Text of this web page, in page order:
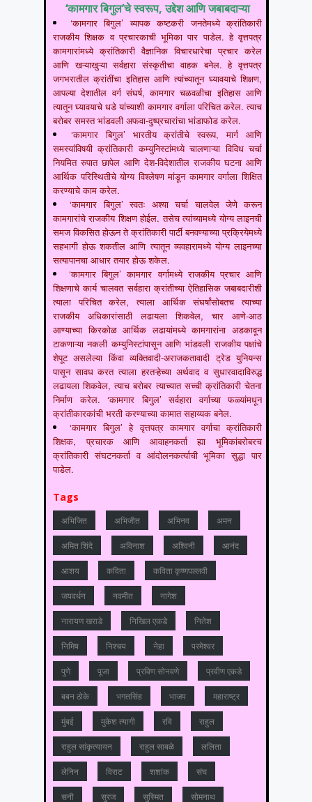
‘कामगार बिगुल’चे स्वरूप, उद्देश आणि जबाबदाऱ्या
‘कामगार बिगुल’ व्यापक कष्टकरी जनतेमध्ये क्रांतिकारी
राजकीय शिक्षक व प्रचारकाची भूमिका पार पाडेल. हे वृत्तपत्र
कामगारांमध्ये क्रांतिकारी वैज्ञानिक विचारधारेचा प्रचार करेल
आणि खऱ्याखुऱ्या सर्वहारा संस्कृतीचा वाहक बनेल. हे वृत्तपत्र
जगभरातील क्रांतींचा इतिहास आणि त्यांच्यातून घ्यावयाचे शिक्षण,
आपल्या देशातील वर्ग संघर्ष, कामगार चळवळीचा इतिहास आणि
त्यातून घ्यावयाचे धडे यांच्याशी कामगार वर्गाला परिचित करेल. त्याच
बरोबर समस्त भांडवली अफवा-दुष्प्रचारांचा भांडाफोड करेल.
‘कामगार बिगुल’ भारतीय क्रांतीचे स्वरूप, मार्ग आणि
समस्यांविषयी क्रांतिकारी कम्युनिस्टांमध्ये चालणाऱ्या विविध चर्चा
नियमित रुपात छापेल आणि देश-विदेशातील राजकीय घटना आणि
आर्थिक परिस्थितीचे योग्य विश्लेषण मांडून कामगार वर्गाला शिक्षित
करण्याचे काम करेल.
‘कामगार बिगुल’ स्वतः अश्या चर्चा चालवेल जेणे करून
कामगारांचे राजकीय शिक्षण होईल. तसेच त्यांच्यामध्ये योग्य लाइनची
समज विकसित होऊन ते क्रांतिकारी पार्टी बनवण्याच्या प्रक्रियेमध्ये
सहभागी होऊ शकतील आणि त्यातून व्यवहारामध्ये योग्य लाइनच्या
सत्यापानचा आधार तयार होऊ शकेल.
‘कामगार बिगुल’ कामगार वर्गामध्ये राजकीय प्रचार आणि
शिक्षणाचे कार्य चालवत सर्वहारा क्रांतीच्या ऐतिहासिक जबाबदारीशी
त्याला परिचित करेल, त्याला आर्थिक संघर्षांसोबतच त्याच्या
राजकीय अधिकारांसाठी लढायला शिकवेल, चार आणे-आठ
आण्याच्या किरकोळ आर्थिक लढायांमध्ये कामगारांना अडकावून
टाकणाऱ्या नकली कम्युनिस्टांपासून आणि भांडवली राजकीय पक्षांचे
शेपूट असलेल्या किंवा व्यक्तिवादी-अराजकतावादी ट्रेड युनियन्स
पासून सावध करत त्याला हरतऱ्हेच्या अर्थवाद व सुधारवादाविरुद्ध
लढायला शिकवेल, त्याच बरोबर त्याच्यात सच्ची क्रांतिकारी चेतना
निर्माण करेल. ‘कामगार बिगुल’ सर्वहारा वर्गाच्या फळ्यांमधून
क्रांतीकारकांची भरती करण्याच्या कामात सहाय्यक बनेल.
‘कामगार बिगुल’ हे वृत्तपत्र कामगार वर्गाचा क्रांतिकारी
शिक्षक, प्रचारक आणि आवाहनकर्ता ह्या भूमिकांबरोबरच
क्रांतिकारी संघटनकर्ता व आंदोलनकर्त्याची भूमिका सुद्धा पार
पाडेल.
Tags
अभिजित अभिजीत अभिनव अमन
अमित शिंदे अविनाश अश्विनी आनंद
आशय कविता कविता कृष्णपल्लवी
जयवर्धन नवमीत नागेश
नारायण खराडे निखिल एकडे नितेश
निमिष निश्चय नेहा परमेश्वर
पुणे पूजा प्रविण सोनवणे प्रवीण एकडे
बबन ठोके भगतसिंह भाजप महाराष्‍ट्र
मुंबई मुकेश त्‍यागी रवि राहुल
राहुल सांकृत्यायन राहुल साबळे ललिता
लेनिन विराट शशांक संघ
सनी सुरज सुस्मित सोमनाथ